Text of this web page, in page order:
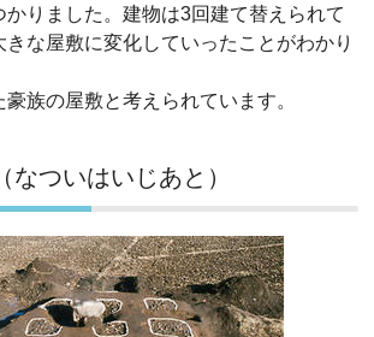
かりました。建物は3回建て替えられて
きな屋敷に変化していったことがわかり
族の屋敷と考えられています。
なついはいじあと）